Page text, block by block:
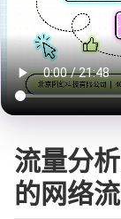
流量分
的网络